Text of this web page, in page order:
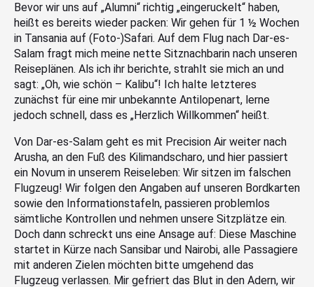
Bevor wir uns auf „Alumni“ richtig „eingeruckelt“ haben,
heißt es bereits wieder packen: Wir gehen für 1 ½ Wochen
in Tansania auf (Foto-)Safari. Auf dem Flug nach Dar-es-
Salam fragt mich meine nette Sitznachbarin nach unseren
Reiseplänen. Als ich ihr berichte, strahlt sie mich an und
sagt: „Oh, wie schön – Kalibu“! Ich halte letzteres
zunächst für eine mir unbekannte Antilopenart, lerne
jedoch schnell, dass es „Herzlich Willkommen“ heißt.
Von Dar-es-Salam geht es mit Precision Air weiter nach
Arusha, an den Fuß des Kilimandscharo, und hier passiert
ein Novum in unserem Reiseleben: Wir sitzen im falschen
Flugzeug! Wir folgen den Angaben auf unseren Bordkarten
sowie den Informationstafeln, passieren problemlos
sämtliche Kontrollen und nehmen unsere Sitzplätze ein.
Doch dann schreckt uns eine Ansage auf: Diese Maschine
startet in Kürze nach Sansibar und Nairobi, alle Passagiere
mit anderen Zielen möchten bitte umgehend das
Flugzeug verlassen. Mir gefriert das Blut in den Adern, wir